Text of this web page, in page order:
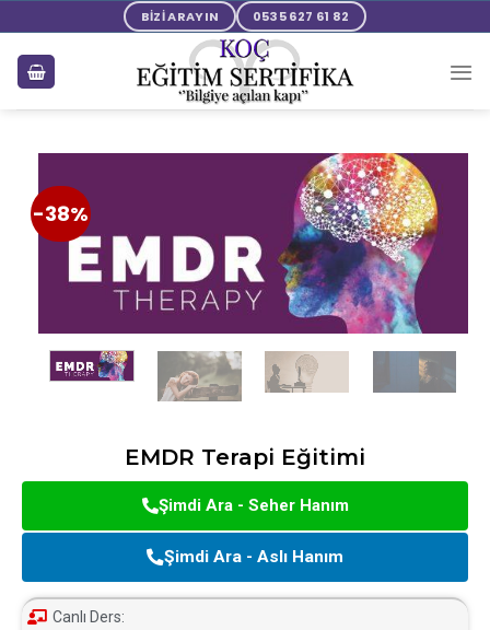
BİZİ ARAYIN 0535 627 61 82
-38%
EMDR Terapi Eğitimi
Şimdi Ara - Seher Hanım
Şimdi Ara - Aslı Hanım
Canlı Ders: